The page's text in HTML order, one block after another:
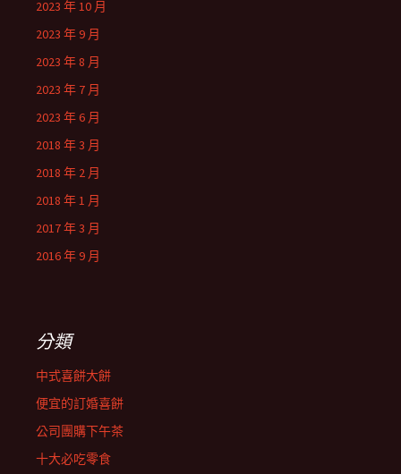
2023 年 10 月
2023 年 9 月
2023 年 8 月
2023 年 7 月
2023 年 6 月
2018 年 3 月
2018 年 2 月
2018 年 1 月
2017 年 3 月
2016 年 9 月
分類
中式喜餅大餅
便宜的訂婚喜餅
公司團購下午茶
十大必吃零食